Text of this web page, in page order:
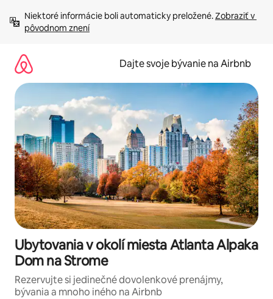
obsah.
Niektoré informácie boli automaticky preložené. Zobraziť v
pôvodnom znení
Dajte svoje bývanie na Airbnb
Ubytovania v okolí miesta Atlanta Alpaka
Dom na Strome
Rezervujte si jedinečné dovolenkové prenájmy,
bývania a mnoho iného na Airbnb